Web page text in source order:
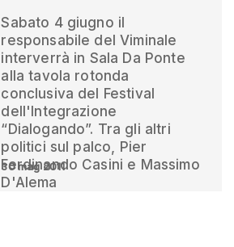
Sabato 4 giugno il
responsabile del Viminale
interverrà in Sala Da Ponte
alla tavola rotonda
conclusiva del Festival
dell'Integrazione
“Dialogando”. Tra gli altri
politici sul palco, Pier
Ferdinando Casini e Massimo
D'Alema
30 mag 2011